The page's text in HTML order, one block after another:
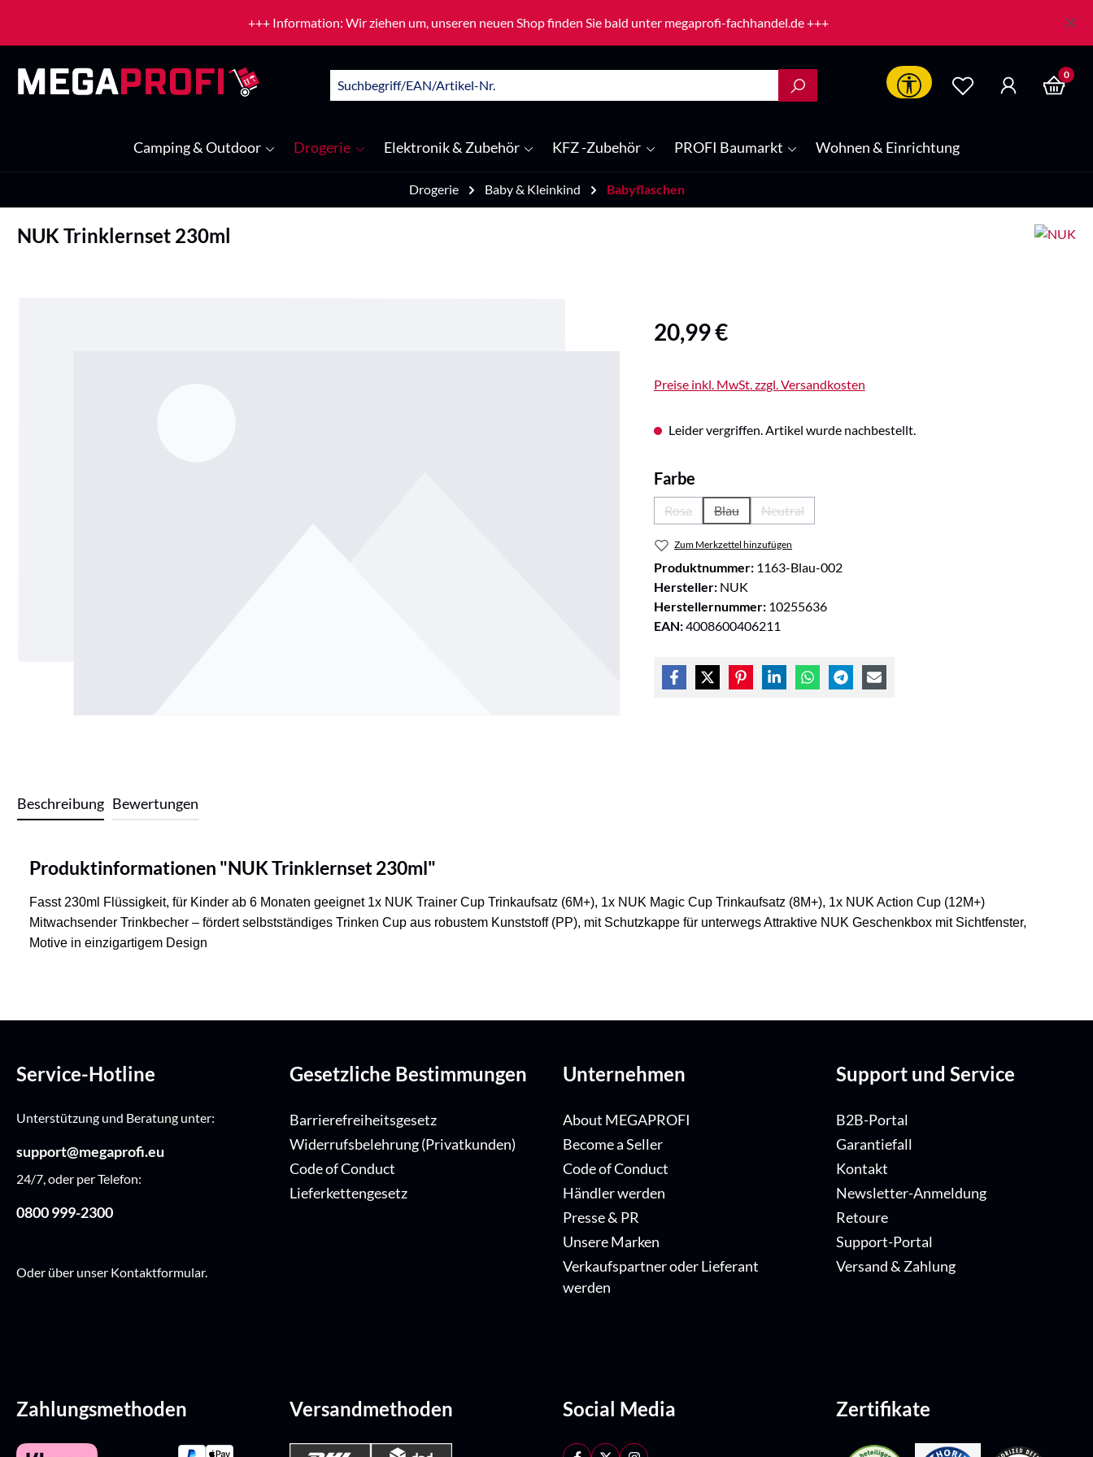
+++ Information: Wir ziehen um, unseren neuen Shop finden Sie bald unter megaprofi-fachhandel.de +++
Werkzeugleiste anzeigen
0
Camping & Outdoor Drogerie Elektronik & Zubehör KFZ -Zubehör PROFI Baumarkt Wohnen & Einrichtung
Drogerie Baby & Kleinkind Babyflaschen
NUK Trinklernset 230ml
Regulärer Preis:
20,99 €
Preise inkl. MwSt. zzgl. Versandkosten
Leider vergriffen. Artikel wurde nachbestellt.
Farbeauswählen
Rosa
(Diese Option ist zurzeit nicht verfügbar.)
Blau
(Diese Option ist zurzeit nicht verfügbar.)
Neutral
(Diese Option ist zurzeit nicht verfügbar.)
Zum Merkzettel hinzufügen
Produktnummer: 1163-Blau-002
Hersteller: NUK
Herstellernummer: 10255636
EAN:4008600406211
Beschreibung Bewertungen
Produktinformationen "NUK Trinklernset 230ml"
Fasst 230ml Flüssigkeit, für Kinder ab 6 Monaten geeignet 1x NUK Trainer Cup Trinkaufsatz (6M+), 1x NUK Magic Cup Trinkaufsatz (8M+), 1x NUK Action Cup (12M+)
Mitwachsender Trinkbecher – fördert selbstständiges Trinken Cup aus robustem Kunststoff (PP), mit Schutzkappe für unterwegs Attraktive NUK Geschenkbox mit Sichtfenster,
Motive in einzigartigem Design
Service-Hotline
Unterstützung und Beratung unter:
support@megaprofi.eu
24/7, oder per Telefon:
0800 999-2300
Oder über unser Kontaktformular.
Gesetzliche Bestimmungen
Barrierefreiheitsgesetz
Widerrufsbelehrung (Privatkunden)
Code of Conduct
Lieferkettengesetz
Unternehmen
About MEGAPROFI
Become a Seller
Code of Conduct
Händler werden
Presse & PR
Unsere Marken
Verkaufspartner oder Lieferant
werden
Support und Service
B2B-Portal
Garantiefall
Kontakt
Newsletter-Anmeldung
Retoure
Support-Portal
Versand & Zahlung
Zahlungsmethoden Versandmethoden Social Media Zertifikate